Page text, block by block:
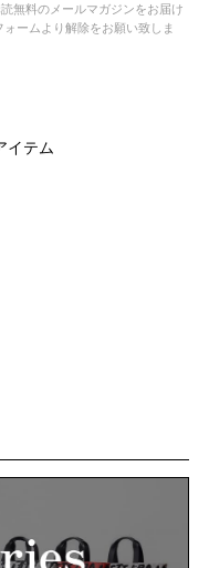
無料のメールマガジンをお届け
ームより解除をお願い致しま
イテム